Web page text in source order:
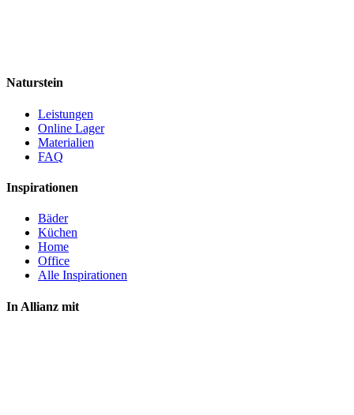
Naturstein
Leistungen
Online Lager
Materialien
FAQ
Inspirationen
Bäder
Küchen
Home
Office
Alle Inspirationen
In Allianz mit